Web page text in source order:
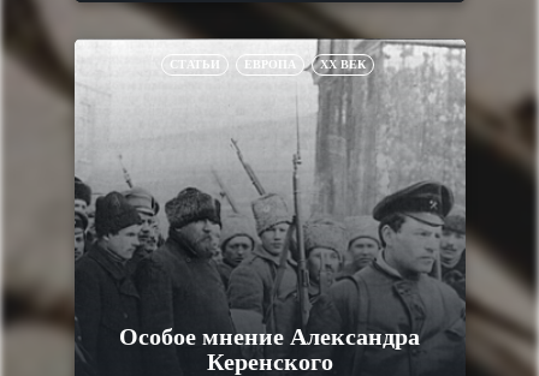
СТАТЬИ ЕВРОПА XX ВЕК
Особое мнение Александра
Керенского